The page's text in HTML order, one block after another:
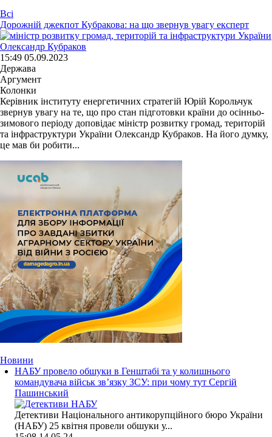
Всі
Дорожній джекпот Кубракова: на що звернув увагу експерт
15:49 05.09.2023
Держава
Аргумент
Колонки
Керівник інституту енергетичних стратегій Юрій Корольчук
звернув увагу на те, що про стан підготовки країни до осінньо-
зимового періоду доповідає міністр розвитку громад, територій
та інфраструктури України Олександр Кубраков. На його думку,
це мав би робити...
Новини
НАБУ провело обшуки в Генштабі та у колишнього
командувача військ зв’язку ЗСУ: при чому тут Сергій
Пашинський
Детективи Національного антикорупційного бюро України
(НАБУ) 25 квітня провели обшуки у...